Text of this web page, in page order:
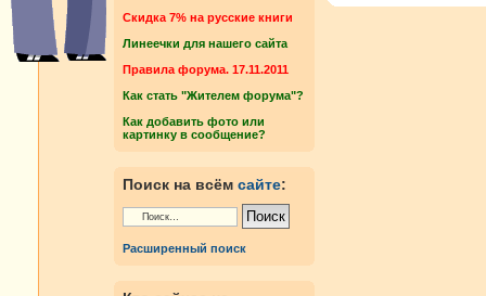
Cкидка 7% на русские книги
Линеечки для нашего сайта
Правила форума. 17.11.2011
Как стать "Жителем форума"?
Как добавить фото или
картинку в сообщение?
Поиск на всём сайте:
Расширенный поиск